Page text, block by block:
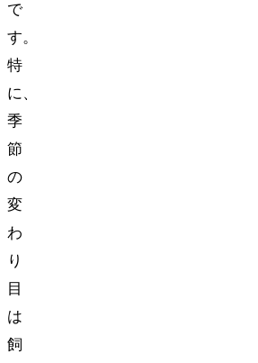
で
す。
特
に、
季
節
の
変
わ
り
目
は
飼